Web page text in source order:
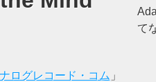
ログレコード・コム 」
て